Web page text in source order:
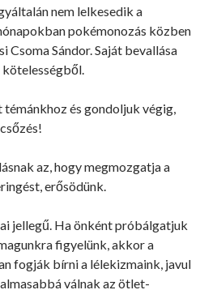
nem lelkesedik a
pokémonozás közben
Csoma Sándor. Saját bevallása
kötelességből.
és gondoljuk végig,
az, hogy megmozgatja a
erősödünk.
jellegű. Ha önként próbálgatjuk
figyelünk, akkor a
fogják bírni a lélekizmaink, javul
válnak az ötlet-